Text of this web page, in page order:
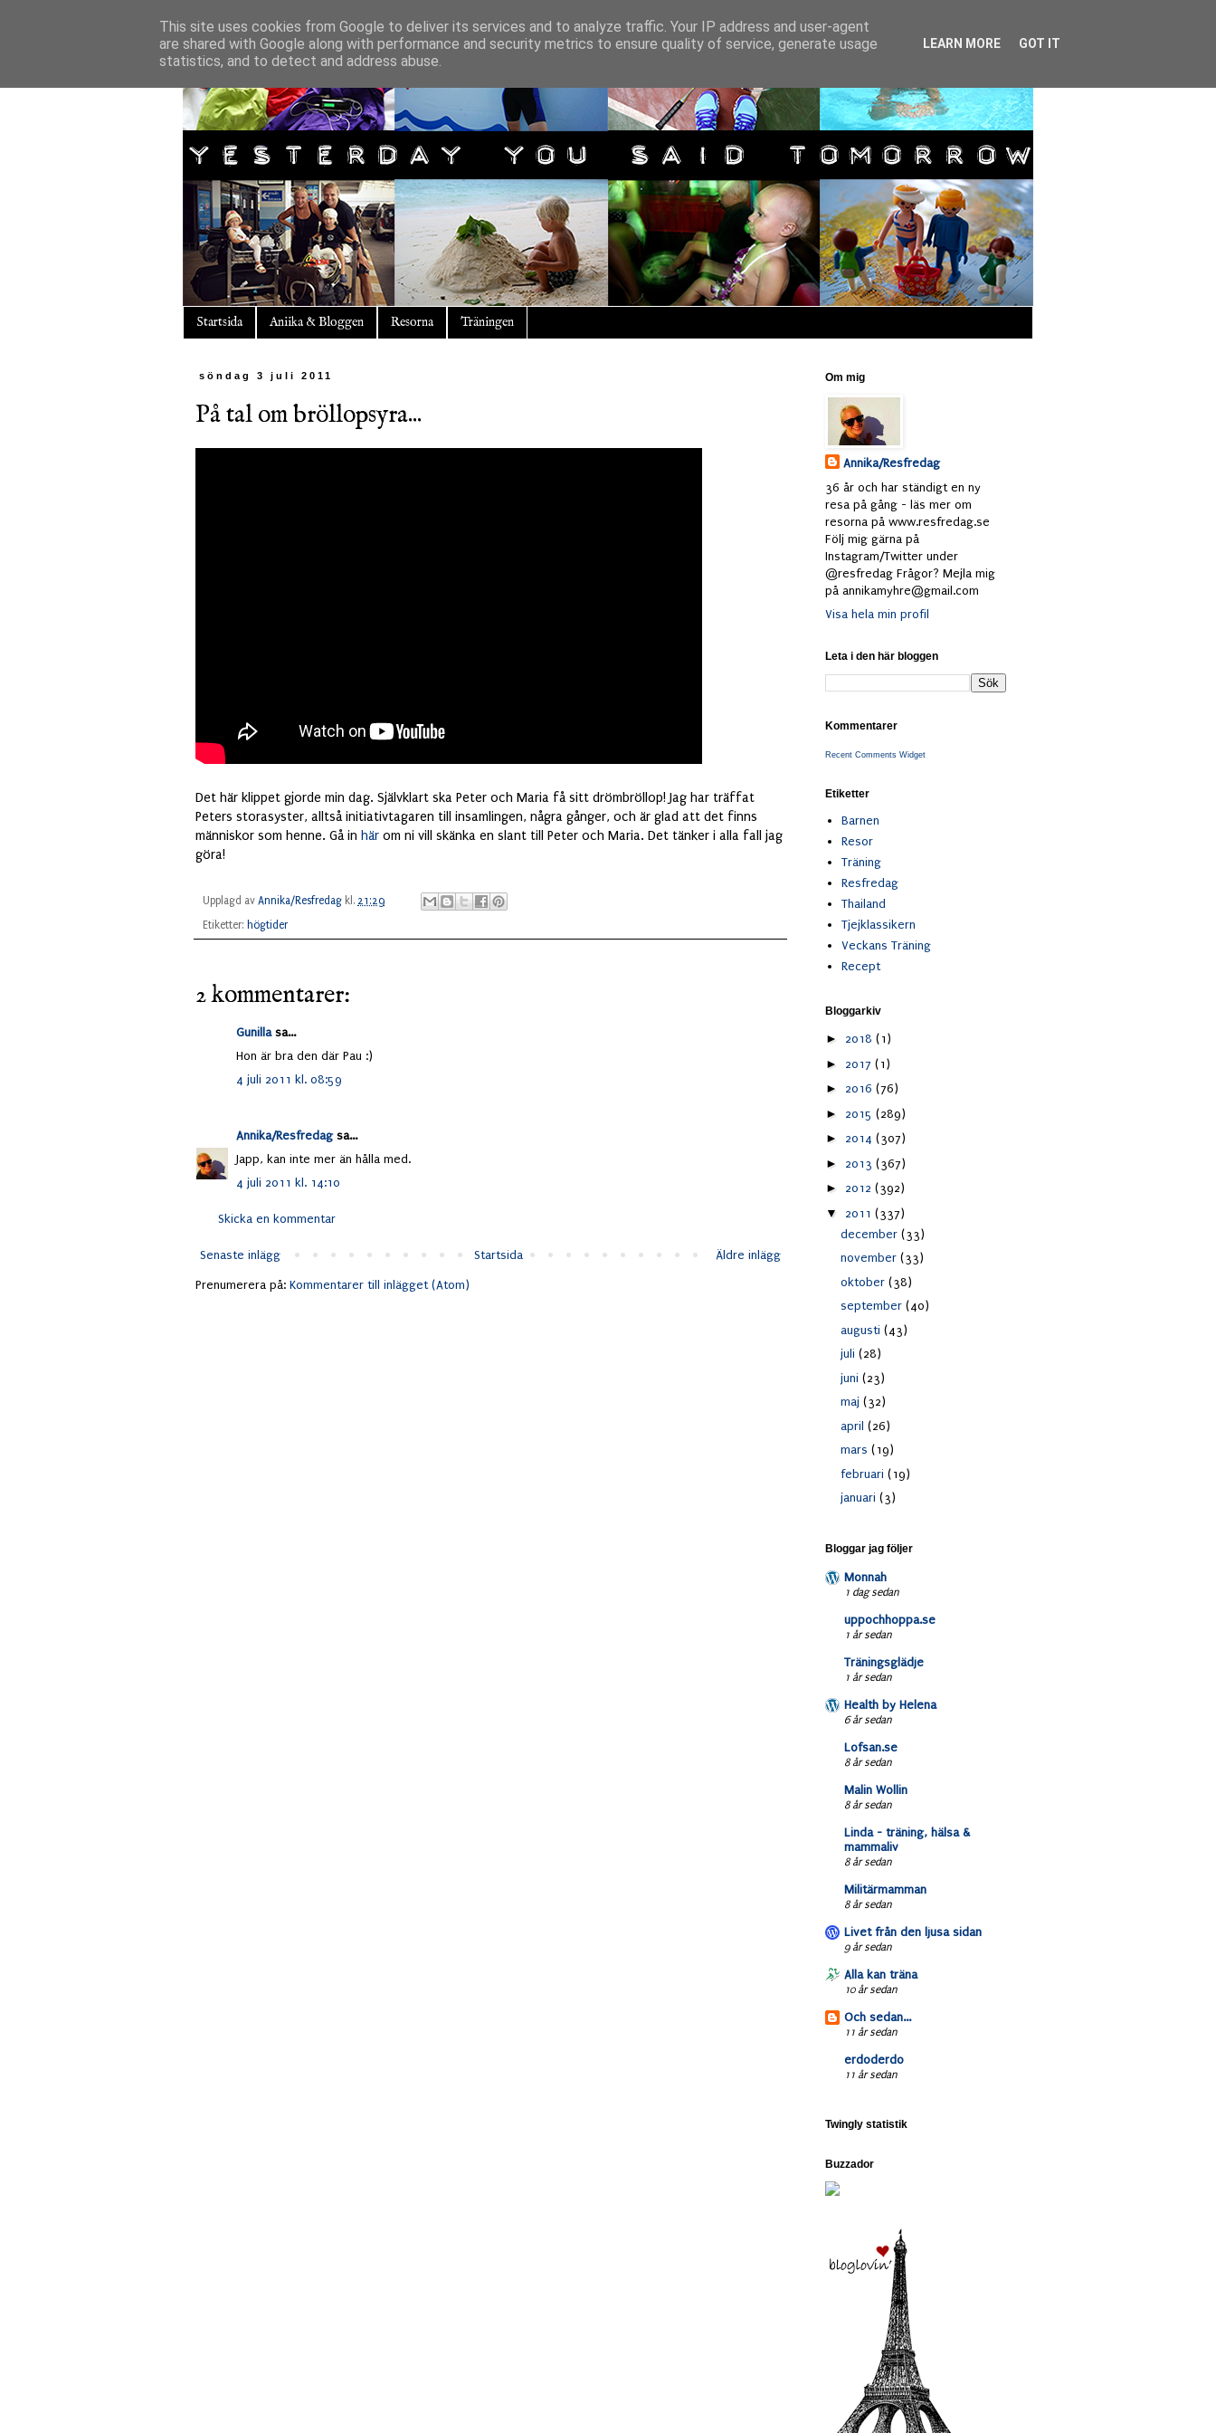
Startsida Aniika & Bloggen Resorna Träningen
söndag 3 juli 2011
På tal om bröllopsyra...
Det här klippet gjorde min dag. Självklart ska Peter och Maria få sitt drömbröllop! Jag har träffat
Peters storasyster, alltså initiativtagaren till insamlingen, några gånger, och är glad att det finns
människor som henne. Gå in här om ni vill skänka en slant till Peter och Maria. Det tänker i alla fall jag
göra!
Upplagd av Annika/Resfredag kl. 21:29
Etiketter: högtider
2 kommentarer:
Gunillasa...
Hon är bra den där Pau :)
4 juli 2011 kl. 08:59
Annika/Resfredagsa...
Japp, kan inte mer än hålla med.
4 juli 2011 kl. 14:10
Skicka en kommentar
Senaste inlägg Äldre inlägg
Startsida
Prenumerera på: Kommentarer till inlägget (Atom)
Om mig
Annika/Resfredag
36 år och har ständigt en ny
resa på gång - läs mer om
resorna på www.resfredag.se
Följ mig gärna på
Instagram/Twitter under
@resfredag Frågor? Mejla mig
på annikamyhre@gmail.com
Visa hela min profil
Leta i den här bloggen
Kommentarer
Recent Comments Widget
Etiketter
Barnen
Resor
Träning
Resfredag
Thailand
Tjejklassikern
Veckans Träning
Recept
Bloggarkiv
► 2018 (1)
► 2017 (1)
► 2016 (76)
► 2015 (289)
► 2014 (307)
► 2013 (367)
► 2012 (392)
▼ 2011 (337)
december (33)
november (33)
oktober (38)
september (40)
augusti (43)
juli (28)
juni (23)
maj (32)
april (26)
mars (19)
februari (19)
januari (3)
Bloggar jag följer
Monnah
1 dag sedan
uppochhoppa.se
1 år sedan
Träningsglädje
1 år sedan
Health by Helena
6 år sedan
Lofsan.se
8 år sedan
Malin Wollin
8 år sedan
Linda - träning, hälsa &
mammaliv
8 år sedan
Militärmamman
8 år sedan
Livet från den ljusa sidan
9 år sedan
Alla kan träna
10 år sedan
Och sedan...
11 år sedan
erdoderdo
11 år sedan
Twingly statistik
Buzzador
This site uses cookies from Google to deliver its services and to analyze traffic. Your IP address and user-agent
are shared with Google along with performance and security metrics to ensure quality of service, generate usage
statistics, and to detect and address abuse.
LEARN MORE GOT IT